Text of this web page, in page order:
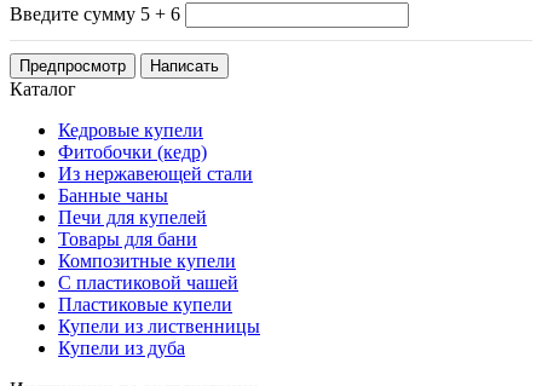
Введите сумму 5 + 6
Каталог
Кедровые купели
Фитобочки (кедр)
Из нержавеющей стали
Банные чаны
Печи для купелей
Товары для бани
Композитные купели
С пластиковой чашей
Пластиковые купели
Купели из лиственницы
Купели из дуба